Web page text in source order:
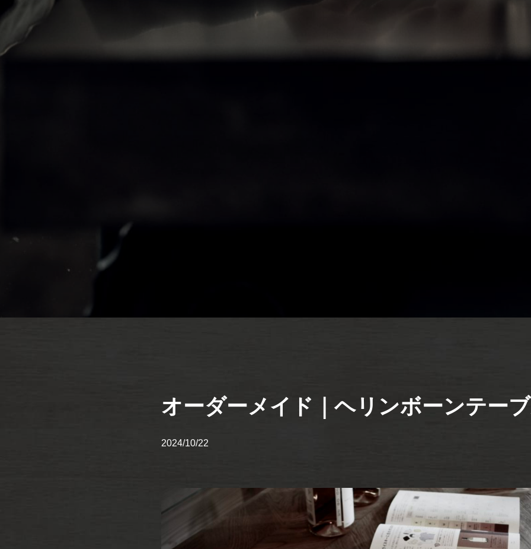
オーダーメイド｜ヘリンボーンテー
2024/10/22